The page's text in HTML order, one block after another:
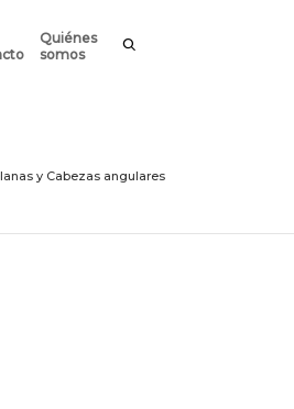
Quiénes
somos
y Cabezas angulares